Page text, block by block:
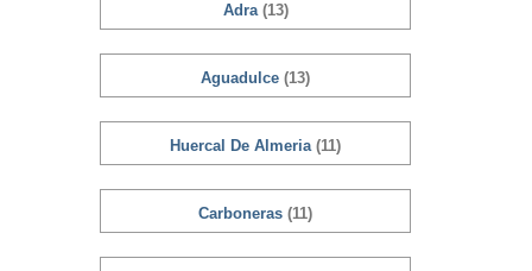
Adra (13)
Aguadulce (13)
Huercal De Almeria (11)
Carboneras (11)